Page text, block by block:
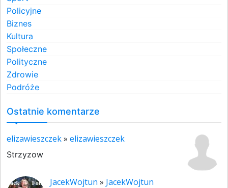
Policyjne
Biznes
Kultura
Społeczne
Polityczne
Zdrowie
Podróże
Ostatnie komentarze
elizawieszczek» elizawieszczek
Strzyzow
JacekWojtun » JacekWojtun